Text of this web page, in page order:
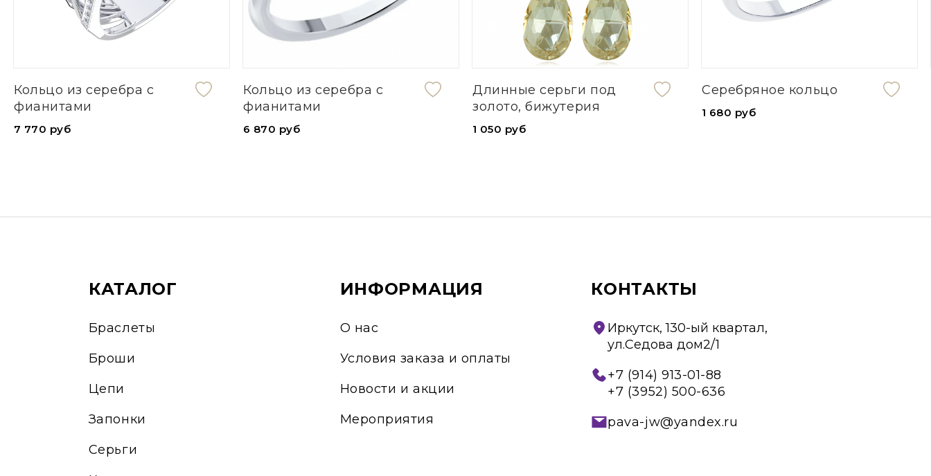
Кольцо из серебра с
фианитами
7 770 руб
Кольцо из серебра с
фианитами
6 870 руб
Длинные серьги под
золото, бижутерия
1 050 руб
Серебряное кольцо
1 680 руб
КАТАЛОГ
Браслеты
Броши
Цепи
Запонки
Серьги
ИНФОРМАЦИЯ
О нас
Условия заказа и оплаты
Новости и акции
Мероприятия
КОНТАКТЫ
Иркутск, 130-ый квартал,
ул.Седова дом2/1
+7 (914) 913-01-88
+7 (3952) 500-636
pava-jw@yandex.ru